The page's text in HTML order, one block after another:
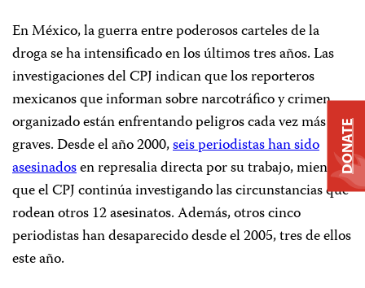
En México, la guerra entre poderosos carteles de la
droga se ha intensificado en los últimos tres años. Las
investigaciones del CPJ indican que los reporteros
mexicanos que informan sobre narcotráfico y crimen
organizado están enfrentando peligros cada vez más
graves. Desde el año 2000,seis periodistas han sido
asesinadosen represalia directa por su trabajo, mientras
que el CPJ continúa investigando las circunstancias que
rodean otros 12 asesinatos. Además, otros cinco
periodistas han desaparecido desde el 2005, tres de ellos
este año.
DONATE